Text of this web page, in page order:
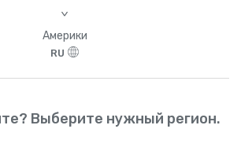
>
Америки
RU
Выберите нужный регион.